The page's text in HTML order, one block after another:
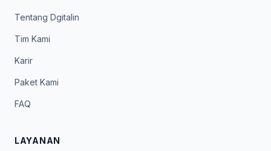
Tentang Dgitalin
Tim Kami
Karir
Paket Kami
FAQ
LAYANAN